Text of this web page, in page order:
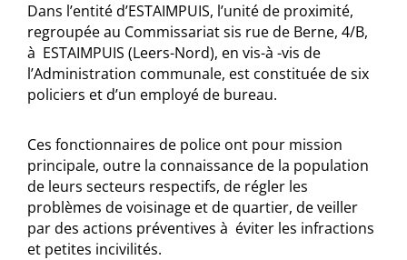
Dans l’entité d’ESTAIMPUIS, l’unité de proximité,
regroupée au Commissariat sis rue de Berne, 4/B,
à ESTAIMPUIS (Leers-Nord), en vis-à -vis de
l’Administration communale, est constituée de six
policiers et d’un employé de bureau.
Ces fonctionnaires de police ont pour mission
principale, outre la connaissance de la population
de leurs secteurs respectifs, de régler les
problèmes de voisinage et de quartier, de veiller
par des actions préventives à éviter les infractions
et petites incivilités.